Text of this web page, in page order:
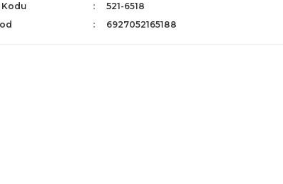
Kodu
521-6518
6927052165188